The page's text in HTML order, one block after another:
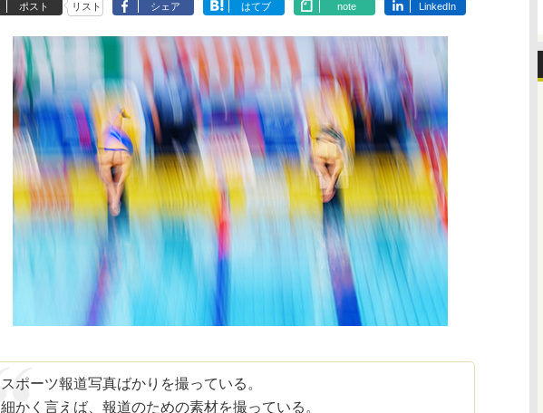
ポスト リスト シェア はてブ note LinkedIn
スポーツ報道写真ばかりを撮っている。
細かく言えば、報道のための素材を撮っている。